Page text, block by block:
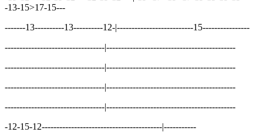
-13-15>17-15---
-------13----------13----------12-|--------------------------15----------------
----------------------------------|--------------------------------------------
----------------------------------|--------------------------------------------
----------------------------------|--------------------------------------------
----------------------------------|--------------------------------------------
-12-15-12-----------------------------------------|-----------